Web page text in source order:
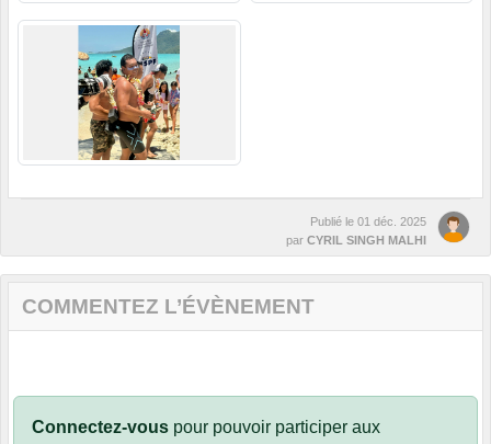
Publié le 01 déc. 2025
par CYRIL SINGH MALHI
COMMENTEZ L’ÉVÈNEMENT
Connectez-vous pour pouvoir participer aux